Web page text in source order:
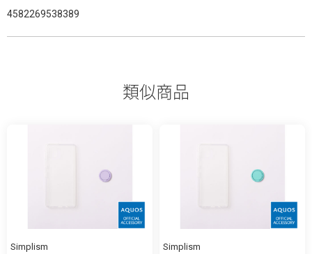
4582269538389
類似商品
Simplism
Simplism